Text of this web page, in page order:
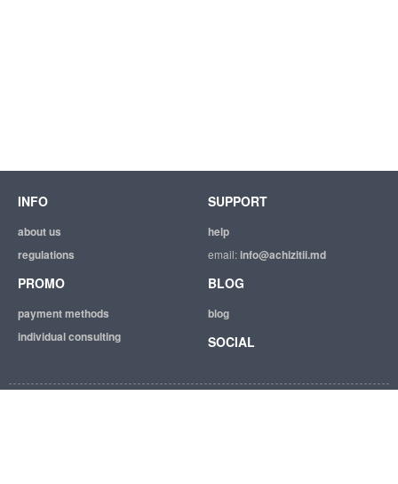
INFO
about us
regulations
SUPPORT
help
email:info@achizitii.md
PROMO
payment methods
individual consulting
BLOG
blog
SOCIAL